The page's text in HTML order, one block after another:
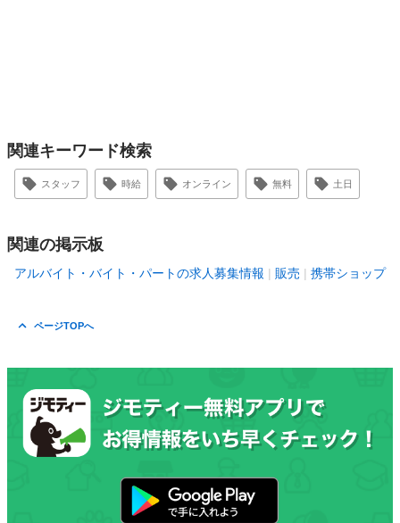
関連キーワード検索
スタッフ 時給 オンライン 無料 土日
関連の掲示板
アルバイト・バイト・パートの求人募集情報 販売 携帯ショップ
ページTOPへ